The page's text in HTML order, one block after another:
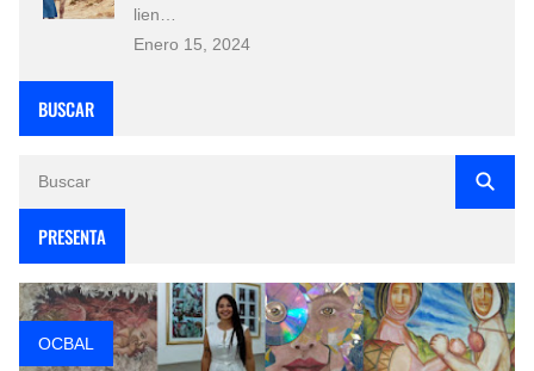
lien…
Enero 15, 2024
BUSCAR
PRESENTA
OCBAL